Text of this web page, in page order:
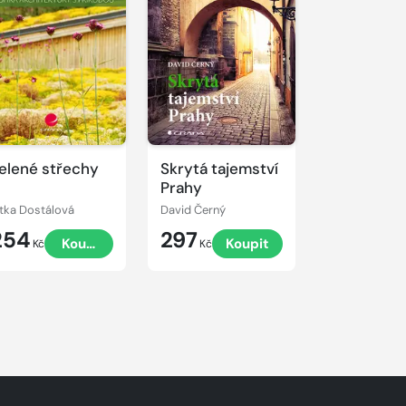
střechy
Dostálová
Kč Koupit
Skrytá tajemství
Prahy
David Černý
297 Kč Koupit